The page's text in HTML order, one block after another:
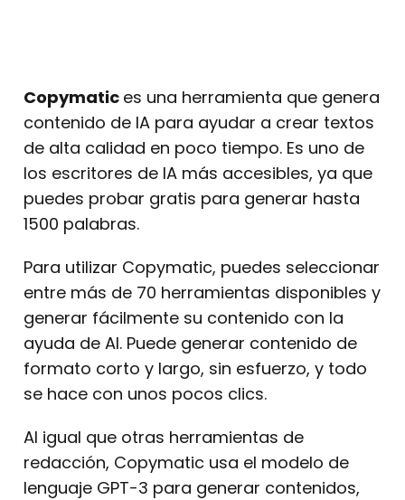
Copymatic es una herramienta que genera
contenido de IA para ayudar a crear textos
de alta calidad en poco tiempo. Es uno de
los escritores de IA más accesibles, ya que
puedes probar gratis para generar hasta
1500 palabras.
Para utilizar Copymatic, puedes seleccionar
entre más de 70 herramientas disponibles y
generar fácilmente su contenido con la
ayuda de AI. Puede generar contenido de
formato corto y largo, sin esfuerzo, y todo
se hace con unos pocos clics.
Al igual que otras herramientas de
redacción, Copymatic usa el modelo de
lenguaje GPT-3 para generar contenidos,